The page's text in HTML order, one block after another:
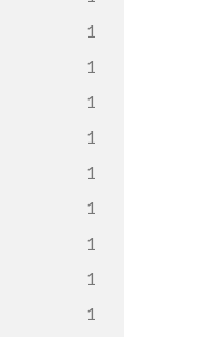
1
1
1
1
1
1
1
1
1